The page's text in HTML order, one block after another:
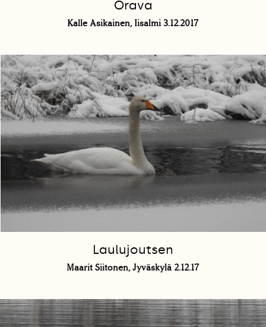
Orava
Kalle Asikainen, Iisalmi 3.12.2017
Laulujoutsen
Maarit Siitonen, Jyväskylä 2.12.17